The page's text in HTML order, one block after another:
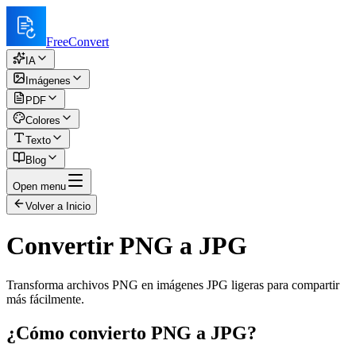
FreeConvert
IA
Imágenes
PDF
Colores
Texto
Blog
Open menu
Volver a Inicio
Convertir PNG a JPG
Transforma archivos PNG en imágenes JPG ligeras para compartir
más fácilmente.
¿Cómo convierto PNG a JPG?